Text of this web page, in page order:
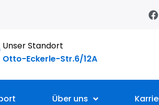
F
a
Unser Standort
Otto-Eckerle-Str.6/12A
Über uns